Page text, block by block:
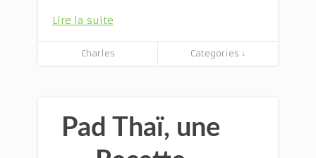
Lire la suite
Charles Categories ↓
Pad Thaï, une